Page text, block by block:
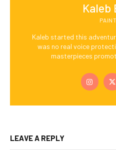
Kaleb
Kaleb started this
was no real voice
masterpieces
LEAVE A REPLY